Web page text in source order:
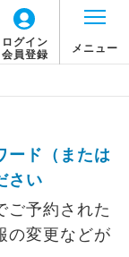
ログイン
会員登録
メニュー
ード（または
さい
ご予約された
の変更などが